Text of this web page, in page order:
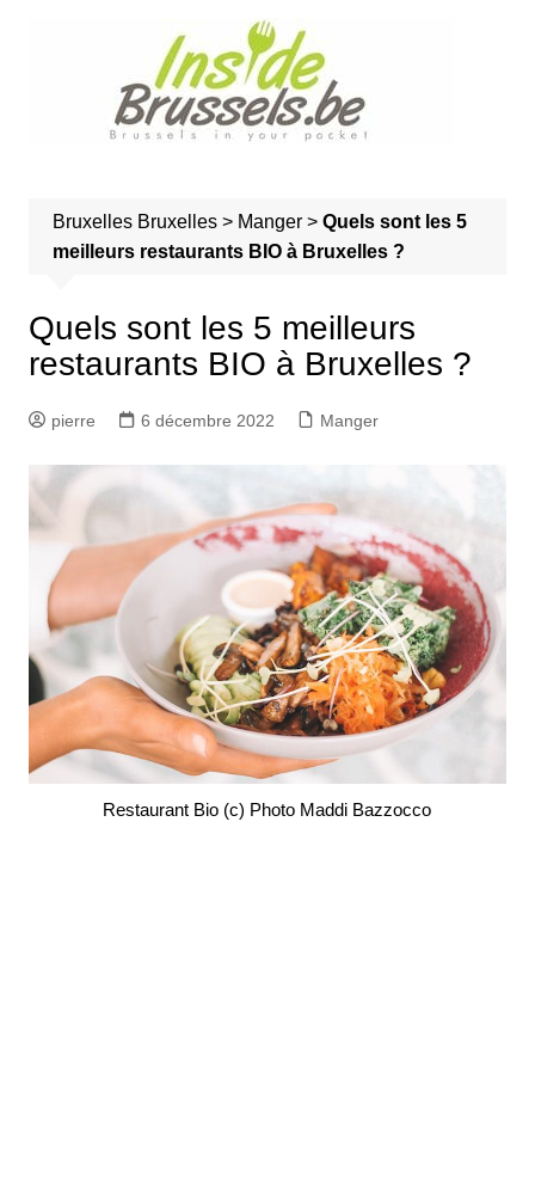
Bruxelles Bruxelles> Manger> Quels sont les 5
meilleurs restaurants BIO à Bruxelles ?
Quels sont les 5 meilleurs
restaurants BIO à Bruxelles ?
pierre 6 décembre 2022 Manger
Restaurant Bio (c) Photo Maddi Bazzocco